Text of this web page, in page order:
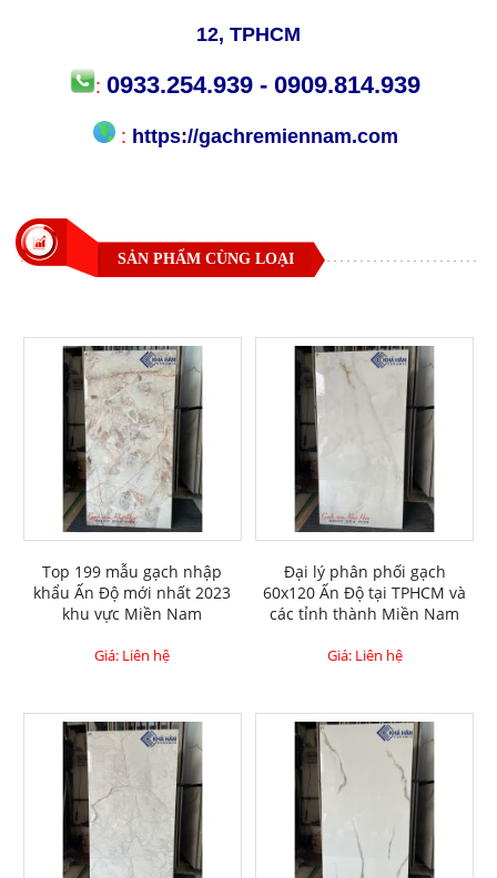
12, TPHCM
: 0933.254.939 - 0909.814.939
: https://gachremiennam.com
SẢN PHẨM CÙNG LOẠI
Top 199 mẫu gạch nhập
khẩu Ấn Độ mới nhất 2023
khu vực Miền Nam
Giá: Liên hệ
Đại lý phân phối gạch
60x120 Ấn Độ tại TPHCM và
các tỉnh thành Miền Nam
Giá: Liên hệ